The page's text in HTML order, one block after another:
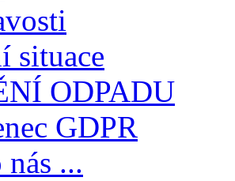
situace
ODPADU
GDPR
nás ...